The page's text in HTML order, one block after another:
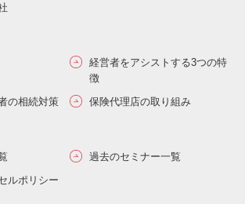
経営者をアシストする3つの特
徴
の相続対策
保険代理店の取り組み
過去のセミナー一覧
ルポリシー